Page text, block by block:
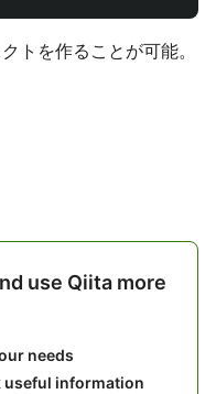
トを作ることが可能。
use Qiita more
needs
useful information